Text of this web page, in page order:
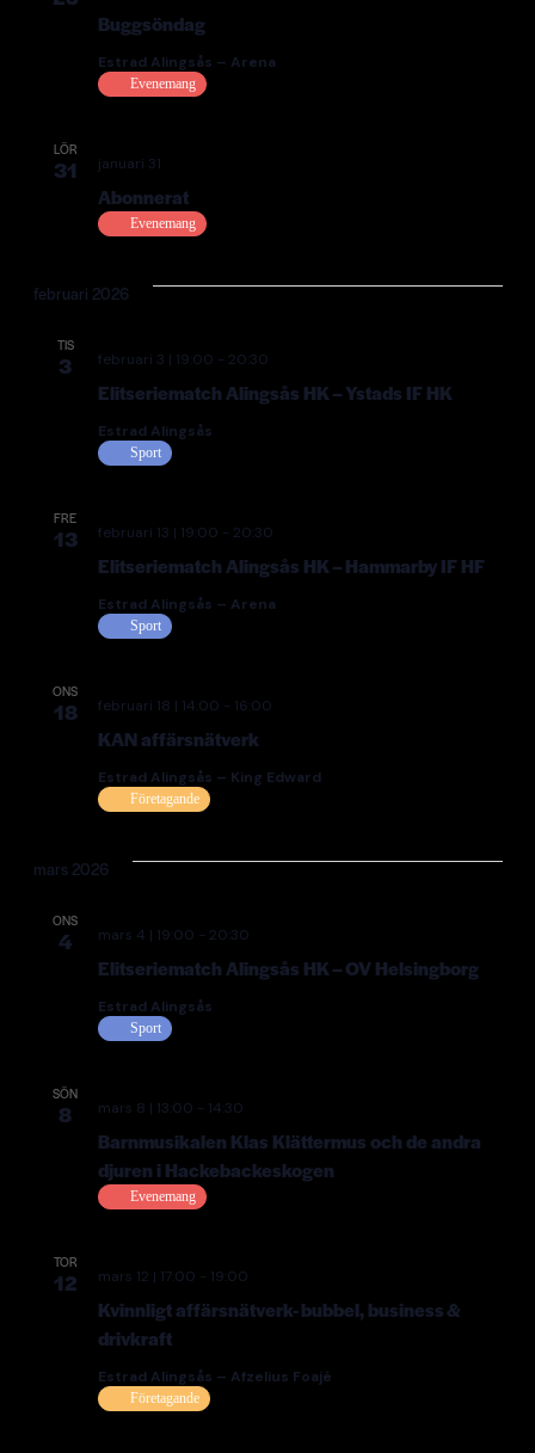
Buggsöndag
Estrad Alingsås – Arena
Evenemang
LÖR
31
Abonnerat
januari 31
Evenemang
februari 2026
TIS
3
Elitseriematch Alingsås HK – Ystads IF HK
februari 3 | 19:00 - 20:30
Estrad Alingsås
Sport
FRE
13
Elitseriematch Alingsås HK – Hammarby IF HF
februari 13 | 19:00 - 20:30
Estrad Alingsås – Arena
Sport
ONS
18
KAN affärsnätverk
februari 18 | 14:00 - 16:00
Estrad Alingsås – King Edward
Företagande
mars 2026
ONS
4
Elitseriematch Alingsås HK – OV Helsingborg
mars 4 | 19:00 - 20:30
Estrad Alingsås
Sport
SÖN
8
Barnmusikalen Klas Klättermus och de andra
djuren i Hackebackeskogen
mars 8 | 13:00 - 14:30
Evenemang
TOR
12
Kvinnligt affärsnätverk- bubbel, business &
drivkraft
mars 12 | 17:00 - 19:00
Estrad Alingsås – Afzelius Foajé
Företagande